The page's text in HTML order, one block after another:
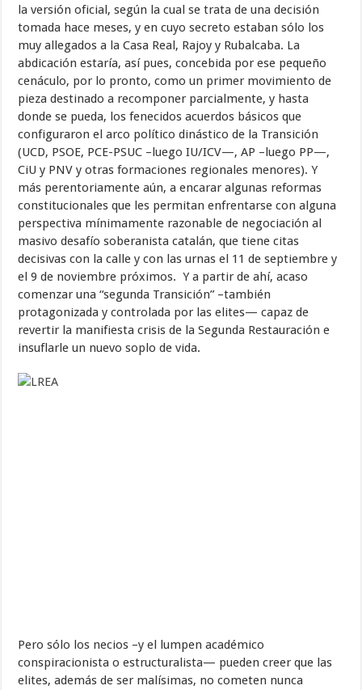
la versión oficial, según la cual se trata de una decisión
tomada hace meses, y en cuyo secreto estaban sólo los
muy allegados a la Casa Real, Rajoy y Rubalcaba. La
abdicación estaría, así pues, concebida por ese pequeño
cenáculo, por lo pronto, como un primer movimiento de
pieza destinado a recomponer parcialmente, y hasta
donde se pueda, los fenecidos acuerdos básicos que
configuraron el arco político dinástico de la Transición
(UCD, PSOE, PCE-PSUC –luego IU/ICV—, AP –luego PP—,
CiU y PNV y otras formaciones regionales menores). Y
más perentoriamente aún, a encarar algunas reformas
constitucionales que les permitan enfrentarse con alguna
perspectiva mínimamente razonable de negociación al
masivo desafío soberanista catalán, que tiene citas
decisivas con la calle y con las urnas el 11 de septiembre y
el 9 de noviembre próximos. Y a partir de ahí, acaso
comenzar una “segunda Transición” –también
protagonizada y controlada por las elites— capaz de
revertir la manifiesta crisis de la Segunda Restauración e
insuflarle un nuevo soplo de vida.
Pero sólo los necios –y el lumpen académico
conspiracionista o estructuralista— pueden creer que las
elites, además de ser malísimas, no cometen nunca